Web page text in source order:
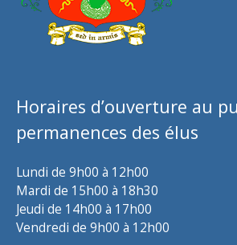
Horaires d’ouverture au
permanences des élus
Lundi de 9h00 à 12h00
Mardi de 15h00 à 18h30
Jeudi de 14h00 à 17h00
Vendredi de 9h00 à 12h00